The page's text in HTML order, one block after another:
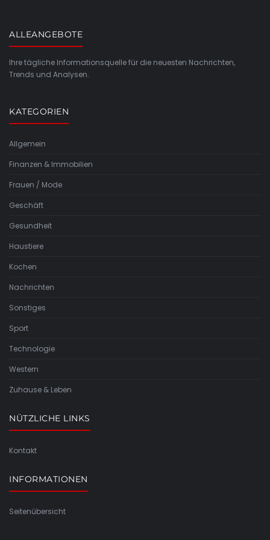
ALLEANGEBOTE
Ihre tägliche Informationsquelle für die neuesten Nachrichten,
Trends und Analysen.
KATEGORIEN
Allgemein
Finanzen & Immobilien
Frauen / Mode
Geschäft
Gesundheit
Haustiere
Kochen
Nachrichten
Sonstiges
Sport
Technologie
Western
Zuhause & Leben
NÜTZLICHE LINKS
Kontakt
INFORMATIONEN
Seitenübersicht